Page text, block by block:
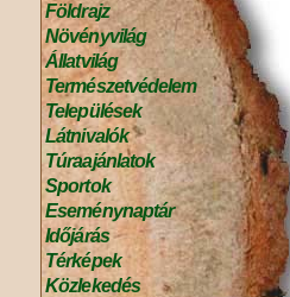
Földrajz
Növényvilág
Állatvilág
Természetvédelem
Települések
Látnivalók
Túraajánlatok
Sportok
Eseménynaptár
Időjárás
Térképek
Közlekedés